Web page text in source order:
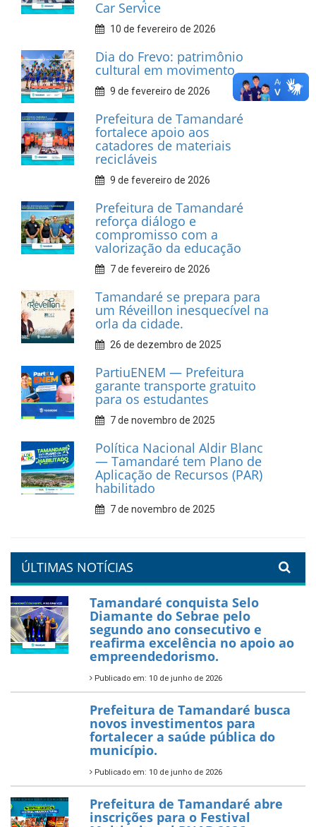
INFORMATIVOS
Prefeitura de Tamandaré
realiza entrega de placas à
Associação dos Taxistas Rota
Car Service
10 de fevereiro de 2026
Dia do Frevo: patrimônio
cultural em movimento
9 de fevereiro de 2026
Prefeitura de Tamandaré
fortalece apoio aos
catadores de materiais
recicláveis
9 de fevereiro de 2026
Prefeitura de Tamandaré
reforça diálogo e
compromisso com a
valorização da educação
7 de fevereiro de 2026
orla da cidade.
PartiuENEM — Prefeitura
garante transporte gratuito
para os estudantes
7 de novembro de 2025
Política Nacional Aldir Blanc
— Tamandaré tem Plano de
Aplicação de Recursos (PAR)
habilitado
7 de novembro de 2025
ÚLTIMAS NOTÍCIAS